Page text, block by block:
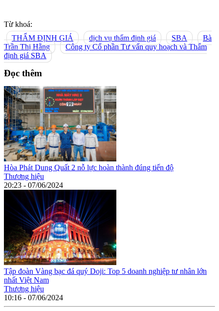
Từ khoá:
THẨM ĐỊNH GIÁ
dịch vụ thẩm định giá SBA
Bà
Trần Thị Hằng
Công ty Cổ phần Tư vấn quy hoạch và Thẩm
định giá SBA
Đọc thêm
Hòa Phát Dung Quất 2 nỗ lực hoàn thành đúng tiến độ
Thương hiệu
20:23 - 07/06/2024
Tập đoàn Vàng bạc đá quý Doji: Top 5 doanh nghiệp tư nhân lớn
nhất Việt Nam
Thương hiệu
10:16 - 07/06/2024